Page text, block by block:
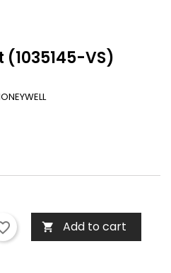
VS)
 Add to cart